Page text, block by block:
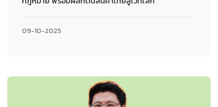
09-10-2025